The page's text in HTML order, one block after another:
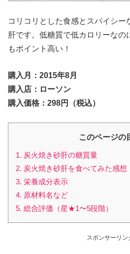
コリコリとした食感とスパイシー
肝です。低糖質で低カロリーな
もポイント高い！
購入月：2015年8月
購入店：ローソン
購入価格：298円（税込）
このページの
1. 炭火焼き砂肝の糖質量
2. 炭火焼き砂肝を食べてみた感想
3. 栄養成分表示
4. 原材料名など
5. 総合評価（星★1〜5段階）
スポンサーリン